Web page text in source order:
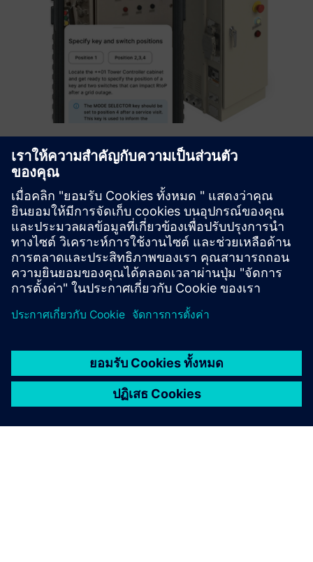
FLOW TOOL® AI Operator Assistant
Augmented Industries' FLOW TOOL combines AI-powered
work instructions, microtraining, troubleshooting, and
knowledge management for operators and technicians.
Search times and time-to-productivity are shortened,
whilst downtime co...
เรียนรู้เพิ่มเติม